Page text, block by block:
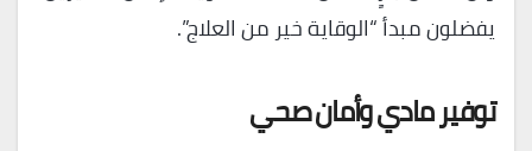
يفضلون مبدأ “الوقاية خير من العلاج”.
توفير مادي وأمان صحي